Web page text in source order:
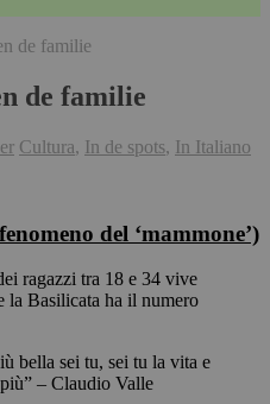
de familie
de familie
Cultura, In de spots, In Italiano
del ‘mammone’)
ragazzi tra 18 e 34 vive
la Basilicata ha il numero
bella sei tu, sei tu la vita e
– Claudio Valle